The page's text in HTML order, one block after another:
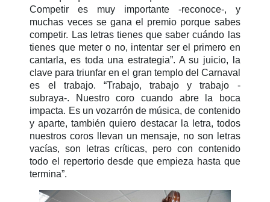
Competir es muy importante -reconoce-, y
muchas veces se gana el premio porque sabes
competir. Las letras tienes que saber cuándo las
tienes que meter o no, intentar ser el primero en
cantarla, es toda una estrategia”. A su juicio, la
clave para triunfar en el gran templo del Carnaval
es el trabajo. “Trabajo, trabajo y trabajo -
subraya-. Nuestro coro cuando abre la boca
impacta. Es un vozarrón de música, de contenido
y aparte, también quiero destacar la letra, todos
nuestros coros llevan un mensaje, no son letras
vacías, son letras críticas, pero con contenido
todo el repertorio desde que empieza hasta que
termina”.